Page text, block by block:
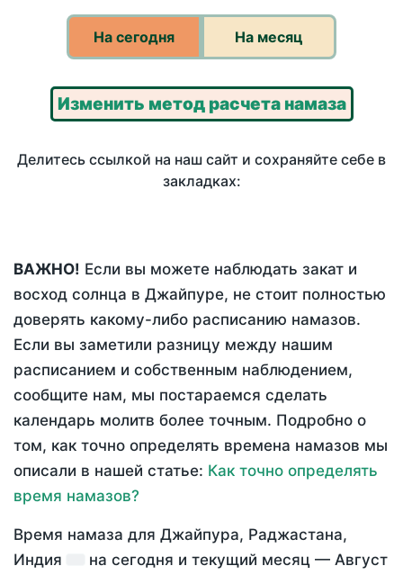
На сегодня На месяц
Изменить метод расчета намаза
Делитесь ссылкой на наш сайт и сохраняйте себе в
закладках:
ВАЖНО! Если вы можете наблюдать закат и
восход солнца в Джайпуре, не стоит полностью
доверять какому-либо расписанию намазов.
Если вы заметили разницу между нашим
расписанием и собственным наблюдением,
сообщите нам, мы постараемся сделать
календарь молитв более точным. Подробно о
том, как точно определять времена намазов мы
описали в нашей статье: Как точно определять
время намазов?
Время намаза для Джайпура, Раджастана,
Индия
на сегодня и текущий месяц — Август